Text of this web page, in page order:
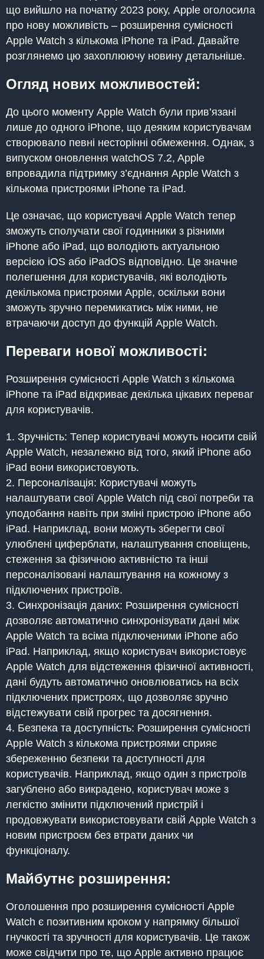
що вийшло на початку 2023 року, Apple оголосила
про нову можливість – розширення сумісності
Apple Watch з кількома iPhone та iPad. Давайте
розглянемо цю захоплюючу новину детальніше.
Огляд нових можливостей:
До цього моменту Apple Watch були прив’язані
лише до одного iPhone, що деяким користувачам
створювало певні несторінні обмеження. Однак, з
випуском оновлення watchOS 7.2, Apple
впровадила підтримку з’єднання Apple Watch з
кількома пристроями iPhone та iPad.
Це означає, що користувачі Apple Watch тепер
зможуть сполучати свої годинники з різними
iPhone або iPad, що володіють актуальною
версією iOS або iPadOS відповідно. Це значне
полегшення для користувачів, які володіють
декількома пристроями Apple, оскільки вони
зможуть зручно перемикатись між ними, не
втрачаючи доступ до функцій Apple Watch.
Переваги нової можливості:
Розширення сумісності Apple Watch з кількома
iPhone та iPad відкриває декілька цікавих переваг
для користувачів.
Зручність: Тепер користувачі можуть носити свій
Apple Watch, незалежно від того, який iPhone або
iPad вони використовують.
Персоналізація: Користувачі можуть
налаштувати свої Apple Watch під свої потреби та
уподобання навіть при зміні пристрою iPhone або
iPad. Наприклад, вони можуть зберегти свої
улюблені циферблати, налаштування сповіщень,
стеження за фізичною активністю та інші
персоналізовані налаштування на кожному з
підключених пристроїв.
Синхронізація даних: Розширення сумісності
дозволяє автоматично синхронізувати дані між
Apple Watch та всіма підключеними iPhone або
iPad. Наприклад, якщо користувач використовує
Apple Watch для відстеження фізичної активності,
дані будуть автоматично оновлюватись на всіх
підключених пристроях, що дозволяє зручно
відстежувати свій прогрес та досягнення.
Безпека та доступність: Розширення сумісності
Apple Watch з кількома пристроями сприяє
збереженню безпеки та доступності для
користувачів. Наприклад, якщо один з пристроїв
загублено або викрадено, користувач може з
легкістю змінити підключений пристрій і
продовжувати використовувати свій Apple Watch з
новим пристроєм без втрати даних чи
функціоналу.
Майбутнє розширення:
Оголошення про розширення сумісності Apple
Watch є позитивним кроком у напрямку більшої
гнучкості та зручності для користувачів. Це також
може свідчити про те, що Apple активно працює